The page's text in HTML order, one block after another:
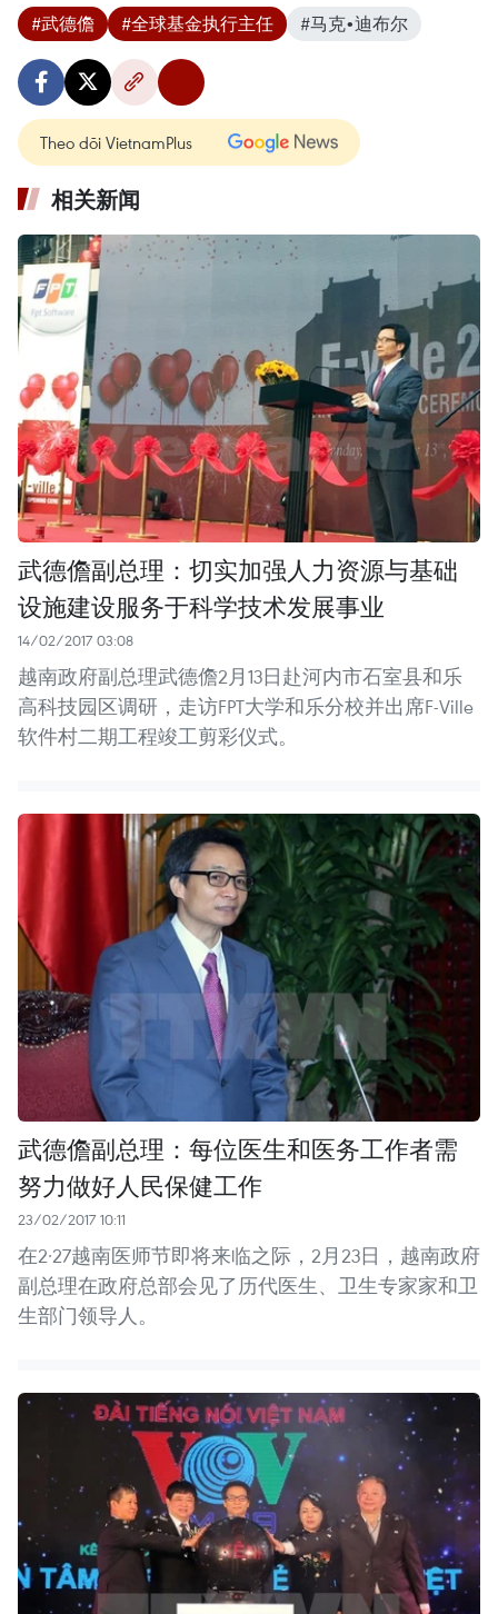
#武德儋 #全球基金执行主任 #马克•迪布尔
Theo dõi VietnamPlus
相关新闻
武德儋副总理：切实加强人力资源与基础
设施建设服务于科学技术发展事业
14/02/2017 03:08
越南政府副总理武德儋2月13日赴河内市石室县和乐
高科技园区调研，走访FPT大学和乐分校并出席F-Ville
软件村二期工程竣工剪彩仪式。
武德儋副总理：每位医生和医务工作者需
努力做好人民保健工作
23/02/2017 10:11
在2·27越南医师节即将来临之际，2月23日，越南政府
副总理在政府总部会见了历代医生、卫生专家家和卫
生部门领导人。